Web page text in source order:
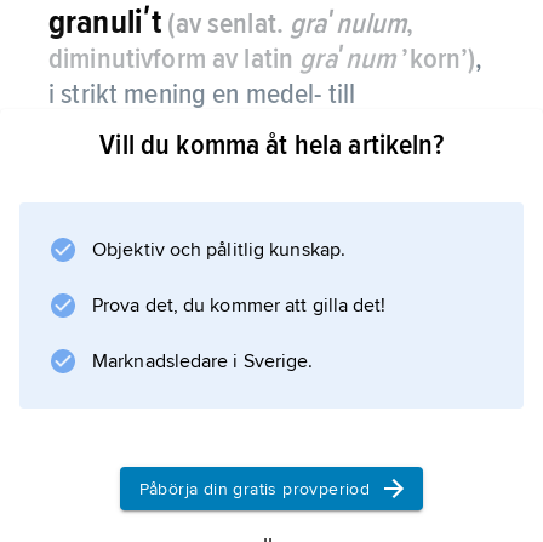
granuliʹt (av senlat. graʹnulum,
diminutivform av latin graʹnum’korn’),
i strikt mening en medel- till
grovkristallin, granoblastisk, metamorf
bergart som består av kvarts och
mörka mineral som pyroxen och granat.
I vidare bemärkelse de bergarter som
innehåller mineralassociationer tillhörande
granulitfacies. De flesta granuliter förekommer
Vill du komma åt hela artikeln?
Objektiv och pålitlig kunskap.
Prova det, du kommer att gilla det!
Marknadsledare i Sverige.
Påbörja din gratis provperiod